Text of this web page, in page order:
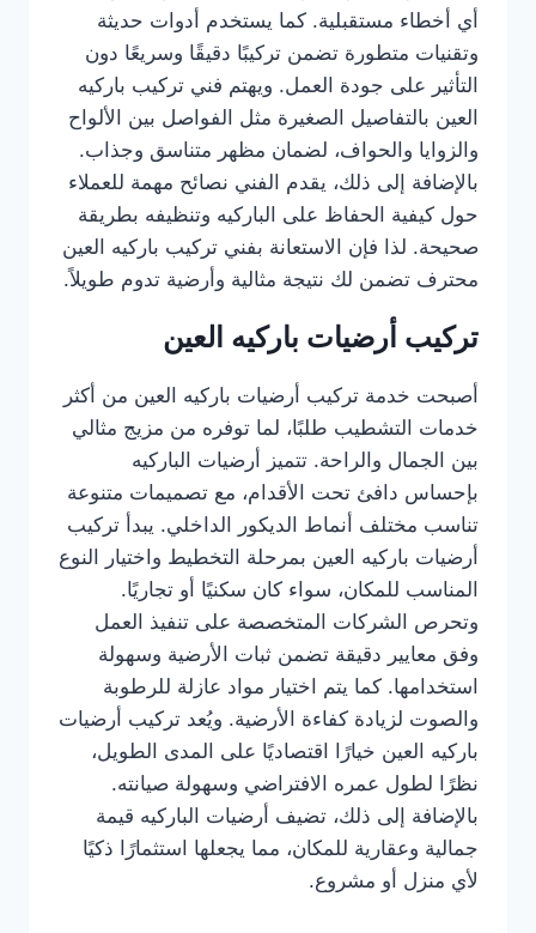
أي أخطاء مستقبلية. كما يستخدم أدوات حديثة
وتقنيات متطورة تضمن تركيبًا دقيقًا وسريعًا دون
التأثير على جودة العمل. ويهتم فني تركيب باركيه
العين بالتفاصيل الصغيرة مثل الفواصل بين الألواح
والزوايا والحواف، لضمان مظهر متناسق وجذاب.
بالإضافة إلى ذلك، يقدم الفني نصائح مهمة للعملاء
حول كيفية الحفاظ على الباركيه وتنظيفه بطريقة
صحيحة. لذا فإن الاستعانة بفني تركيب باركيه العين
محترف تضمن لك نتيجة مثالية وأرضية تدوم طويلاً.
تركيب أرضيات باركيه العين
أصبحت خدمة تركيب أرضيات باركيه العين من أكثر
خدمات التشطيب طلبًا، لما توفره من مزيج مثالي
بين الجمال والراحة. تتميز أرضيات الباركيه
بإحساس دافئ تحت الأقدام، مع تصميمات متنوعة
تناسب مختلف أنماط الديكور الداخلي. يبدأ تركيب
أرضيات باركيه العين بمرحلة التخطيط واختيار النوع
المناسب للمكان، سواء كان سكنيًا أو تجاريًا.
وتحرص الشركات المتخصصة على تنفيذ العمل
وفق معايير دقيقة تضمن ثبات الأرضية وسهولة
استخدامها. كما يتم اختيار مواد عازلة للرطوبة
والصوت لزيادة كفاءة الأرضية. ويُعد تركيب أرضيات
باركيه العين خيارًا اقتصاديًا على المدى الطويل،
نظرًا لطول عمره الافتراضي وسهولة صيانته.
بالإضافة إلى ذلك، تضيف أرضيات الباركيه قيمة
جمالية وعقارية للمكان، مما يجعلها استثمارًا ذكيًا
لأي منزل أو مشروع.